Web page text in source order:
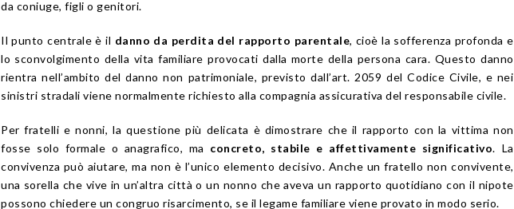
da coniuge, figli o genitori.
Il punto centrale è il danno da perdita del rapporto parentale, cioè la sofferenza profonda e
lo sconvolgimento della vita familiare provocati dalla morte della persona cara. Questo danno
rientra nell’ambito del danno non patrimoniale, previsto dall’art. 2059 del Codice Civile, e nei
sinistri stradali viene normalmente richiesto alla compagnia assicurativa del responsabile civile.
Per fratelli e nonni, la questione più delicata è dimostrare che il rapporto con la vittima non
fosse solo formale o anagrafico, ma concreto, stabile e affettivamente significativo. La
convivenza può aiutare, ma non è l’unico elemento decisivo. Anche un fratello non convivente,
una sorella che vive in un’altra città o un nonno che aveva un rapporto quotidiano con il nipote
possono chiedere un congruo risarcimento, se il legame familiare viene provato in modo serio.